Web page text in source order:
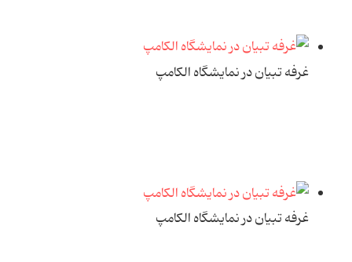
غرفه تبیان در نمایشگاه الکامپ
غرفه تبیان در نمایشگاه الکامپ